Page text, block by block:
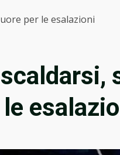
per le esalazioni